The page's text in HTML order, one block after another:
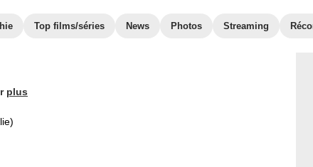
Top films/séries News Photos Streaming
plus